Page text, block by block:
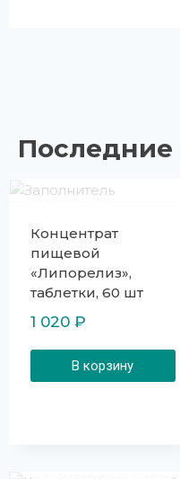
Последние
Концентрат
пищевой
«Липорелиз»,
таблетки, 60 шт
1 020 ₽
В корзину